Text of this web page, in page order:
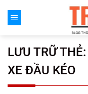
đến
LƯU TRỮ THẺ:
XE ĐẦU KÉO